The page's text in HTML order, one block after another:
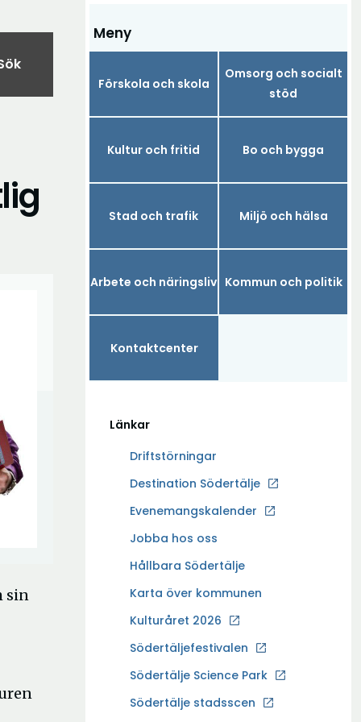
Meny
Förskola och skola
Omsorg och socialt
stöd
Kultur och fritid Bo och bygga
Stad och trafik Miljö och hälsa
Arbete och näringsliv Kommun och politik
Kontaktcenter
Länkar
Driftstörningar
Destination Södertälje
Ö
p
n
a
y
t
f
ö
Evenemangskalender
Jobba hos oss
Ö
p
n
a
y
t
Hållbara Södertälje
Karta över kommunen
Kulturåret 2026
Södertäljefestivalen
Södertälje Science Park
Ö
p
Södertälje stadsscen
sin